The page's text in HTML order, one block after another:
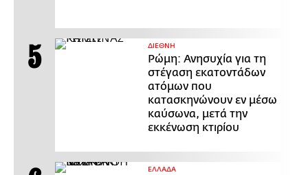
ΔΙΕΘΝΗ
Ρώμη: Ανησυχία για τη
στέγαση εκατοντάδων
ατόμων που
κατασκηνώνουν εν μέσω
καύσωνα, μετά την
εκκένωση κτιρίου
ΕΛΛΑΔΑ